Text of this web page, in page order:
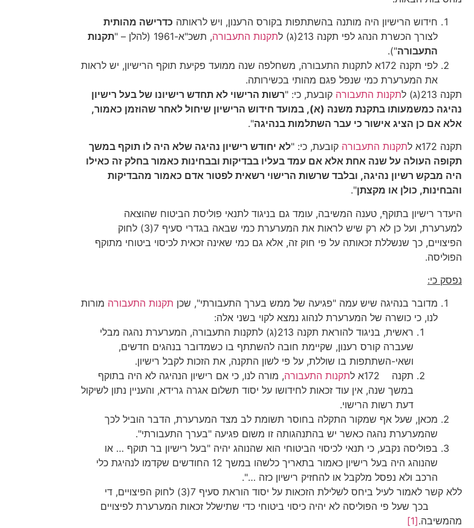
חידוש הרישיון היה מותנה בהשתתפות בקורס הרענון, ויש לראותה כדרישה מהותית
לצורך הכשרת הנהג לפי תקנה 213(ג) ל
תקנות התעבורה, תשכ"א-1961 (להלן – "
תקנות
התעבורה").
לפי תקנה 172א לתקנות התעבורה, משחלפה שנה ממועד פקיעת תוקף הרישיון, יש לראות
את המערערת כמי שנפל פגם מהותי בכשירותה.
תקנה 213(ג) ל
תקנות התעבורה קובעת, כי: "רשות הרישוי לא תחדש רישיונו של בעל רישיון
נהיגה כמשמעותו בתקנת משנה (א), במועד חידוש הרישיון שיחול לאחר שהוזמן כאמור,
אלא אם כן הציג אישור כי עבר השתלמות בנהיגה".
תקנה 172א ל
תקנות התעבורה קובעת, כי: "לא יחודש רישיון נהיגה שלא היה לו תוקף במשך
תקופה העולה על שנה אחת אלא אם עמד בעליו בבדיקות ובבחינות כאמור בחלק זה כאילו
היה מבקש רשיון נהיגה, ובלבד שרשות הרישוי רשאית לפטור אדם כאמור מהבדיקות
והבחינות, כולן או מקצתן".
היעדר רישיון בתוקף, טענה המשיבה, עומד גם בניגוד לתנאי פוליסת הביטוח שהוצאה
למערערת, ועל כן לא רק שיש לראות את המערערת כמי שבאה בגדרי סעיף 7(3) לחוק
הפיצויים, כך שנשללת זכאותה על פי חוק זה, אלא גם כמי שאינה זכאית לכיסוי ביטוחי מתוקף
הפוליסה.
נפסק כי:
מדובר בנהיגה שיש עמה "פגיעה של ממש בערך התעבורתי", שכן תקנות התעבורה מורות
לנו, כי כושרה של המערערת לנהוג נמצא לקוי בשני אלה:
ראשית, בניגוד להוראת תקנה 213(ג) לתקנות התעבורה, המערערת נהגה מבלי
שעברה קורס רענון, שקיימת חובה להשתתף בו כשמדובר בנהגים חדשים,
ושאי-השתתפות בו שוללת, על פי לשון התקנה, את הזכות לקבל רישיון.
תקנה 172א ל
תקנות התעבורה, מורה לנו, כי אם רישיון הנהיגה לא היה בתוקף
במשך שנה, אין עוד זכאות לחידושו על יסוד תשלום אגרה גרידא, והעניין נתון לשיקול
דעת רשות הרישוי.
מכאן, שעל אף שמקור התקלה בחוסר תשומת לב מצד המערערת, הדבר הוביל לכך
שהמערערת נהגה כאשר יש בהתנהגותה זו משום פגיעה "בערך התעבורתי".
בפוליסה נקבע, כי תנאי לכיסוי הביטוחי הוא שהנוהג יהיה "בעל רישיון בר תוקף … או
שהנוהג היה בעל רישיון כאמור בתאריך כלשהו במשך 12 החודשים שקדמו לנהיגת כלי
הרכב ולא נפסל מלקבל או להחזיק רישיון כזה …".
ללא קשר לאמור לעיל ביחס לשלילת הזכאות על יסוד הוראת סעיף 7(3) לחוק הפיצויים, די
בכך שעל פי הפוליסה לא יהיה כיסוי ביטוחי כדי שתישלל זכאות המערערת לפיצויים
מהמשיבה.[1]